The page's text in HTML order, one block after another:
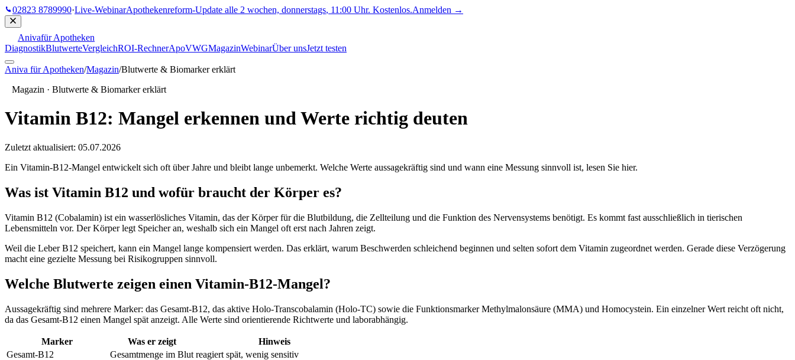
02823 8789990·Live-WebinarApothekenreform-Update alle 2 wochen, donnerstags, 11:00 Uhr. Kostenlos.Anmelden →
Anivafür Apotheken
DiagnostikBlutwerteVergleichROI-RechnerApoVWGMagazinWebinarÜber unsJetzt testen
Aniva für Apotheken/Magazin/Blutwerte & Biomarker erklärt
Magazin · Blutwerte & Biomarker erklärt
Vitamin B12: Mangel erkennen und Werte richtig deuten
Zuletzt aktualisiert: 05.07.2026
Ein Vitamin-B12-Mangel entwickelt sich oft über Jahre und bleibt lange unbemerkt. Welche Werte aussagekräftig sind und wann eine Messung sinnvoll ist, lesen Sie hier.
Was ist Vitamin B12 und wofür braucht der Körper es?
Vitamin B12 (Cobalamin) ist ein wasserlösliches Vitamin, das der Körper für die Blutbildung, die Zellteilung und die Funktion des Nervensystems benötigt. Es kommt fast ausschließlich in tierischen
Lebensmitteln vor. Der Körper legt Speicher an, weshalb sich ein Mangel oft erst nach Jahren zeigt.
Weil die Leber B12 speichert, kann ein Mangel lange kompensiert werden. Das erklärt, warum Beschwerden schleichend beginnen und selten sofort dem Vitamin zugeordnet werden. Gerade diese Verzögerung
macht eine gezielte Messung bei Risikogruppen sinnvoll.
Welche Blutwerte zeigen einen Vitamin-B12-Mangel?
Aussagekräftig sind mehrere Marker: das Gesamt-B12, das aktive Holo-Transcobalamin (Holo-TC) sowie die Funktionsmarker Methylmalonsäure (MMA) und Homocystein. Ein einzelner Wert reicht oft nicht,
da das Gesamt-B12 einen Mangel spät anzeigt. Alle Werte sind orientierende Richtwerte und laborabhängig.
Marker Was er zeigt
Hinweis
Gesamt-B12
Gesamtmenge im Blut reagiert spät, wenig sensitiv